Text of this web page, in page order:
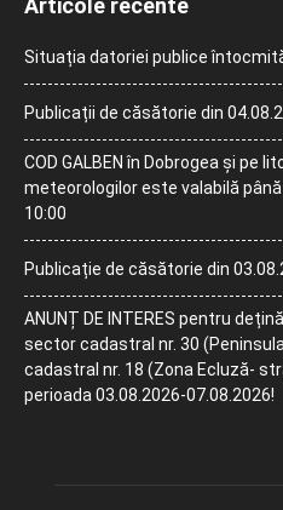
Articole recente
Situația datoriei publice
Publicații de căsătorie din
COD GALBEN în Dobrogea și pe
meteorologilor este valabilă
10:00
Publicație de căsătorie din
ANUNȚ DE INTERES pentru
sector cadastral nr. 30
cadastral nr. 18 (Zona Ecluză-
perioada 03.08.2026-07.08.2026!